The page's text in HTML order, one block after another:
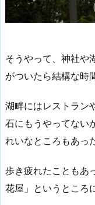
そうやって、神社や
がついたら結構な時
湖畔にはレストラン
石にもうやってない
れいなところもあっ
歩き疲れたこともあ
花屋」というところ